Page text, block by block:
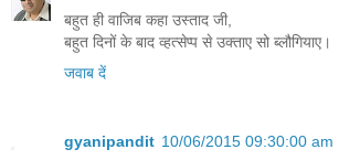
बहुत ही वाजिब कहा उस्ताद जी,
बहुत दिनों के बाद व्हत्सेप्प से उक्ताए सो ब्लौगियाए।
जवाब दें
gyanipandit 10/06/2015 09:30:00 am